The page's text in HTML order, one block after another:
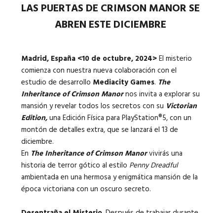
LAS PUERTAS DE CRIMSON MANOR SE
ABREN ESTE DICIEMBRE
Madrid, España <10 de octubre, 2024>El misterio
comienza con nuestra nueva colaboración con el
estudio de desarrollo Mediacity Games. The
Inheritance of Crimson Manornos invita a explorar su
mansión y revelar todos los secretos con su Victorian
Edition,una Edición Física para PlayStation®5, con un
montón de detalles extra, que se lanzará el 13 de
diciembre.
En The Inheritance of Crimson Manorvivirás una
historia de terror gótico al estilo Penny Dreadful
ambientada en una hermosa y enigmática mansión de la
época victoriana con un oscuro secreto.